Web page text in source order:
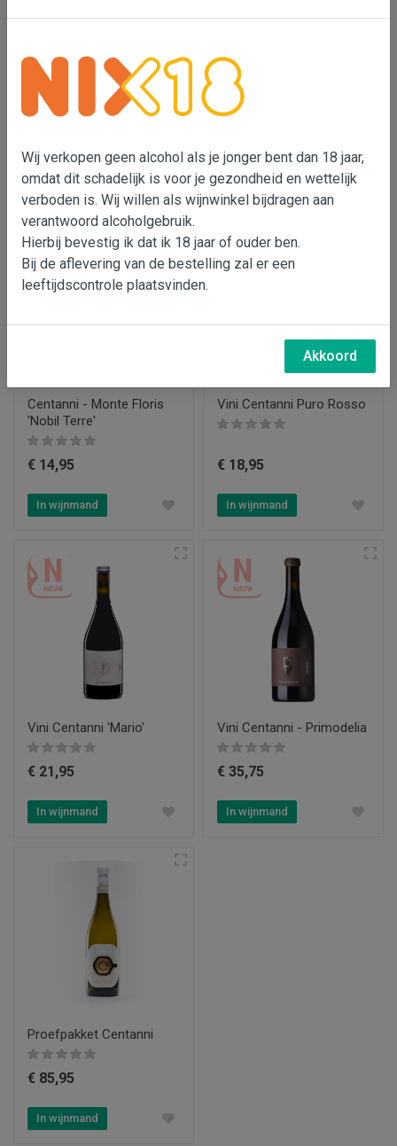
Vini Centanni Marvascià -
Vendemmia Tardiva
In wijnmand
Centanni Pecorino, Offida
In wijnmand
Centanni - Monte Floris
'Nobil Terre'
€ 14,95
In wijnmand
Vini Centanni Puro Rosso
€ 18,95
In wijnmand
Vini Centanni 'Mario'
€ 21,95
In wijnmand
Vini Centanni - Primodelia
€ 35,75
In wijnmand
Proefpakket Centanni
€ 85,95
In wijnmand
Wij verkopen geen alcohol als je jonger bent dan 18 jaar,
omdat dit schadelijk is voor je gezondheid en wettelijk
verboden is. Wij willen als wijnwinkel bijdragen aan
verantwoord alcoholgebruik.
Hierbij bevestig ik dat ik 18 jaar of ouder ben.
Bij de aflevering van de bestelling zal er een
leeftijdscontrole plaatsvinden.
Akkoord